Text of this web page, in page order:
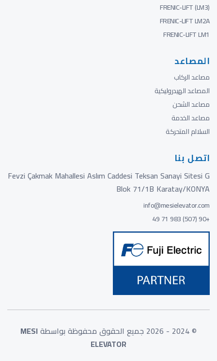
FRENIC-LIFT (LM3)
FRENIC-LIFT LM2A
FRENIC-LIFT LM1
المصاعد
مصاعد الركاب
المصاعد الهيدروليكية
مصاعد الشحن
مصاعد الخدمة
السلالم المتحركة
اتصل بنا
Fevzi Çakmak Mahallesi Aslım Caddesi Teksan Sanayi Sitesi G
Blok 71/1B Karatay/KONYA
info@mesielevator.com
MESI
ELEVATOR